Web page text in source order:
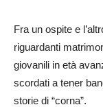
Fra un ospite e
riguardanti
giovanili in età
scordati a tener
storie di “corna”.